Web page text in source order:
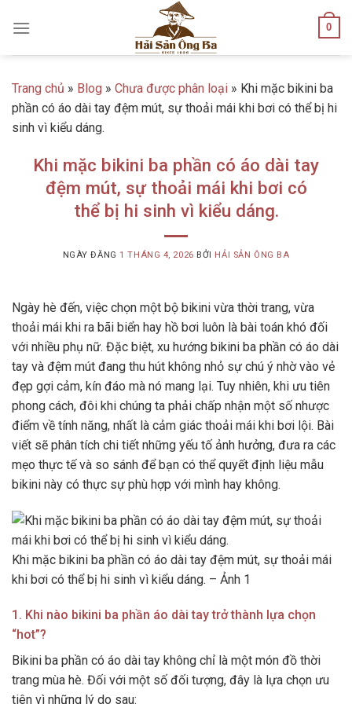
0
Trang chủ » Blog » Chưa được phân loại » Khi mặc bikini ba
phần có áo dài tay đệm mút, sự thoải mái khi bơi có thể bị hi
sinh vì kiểu dáng.
Khi mặc bikini ba phần có áo dài tay
đệm mút, sự thoải mái khi bơi có
thể bị hi sinh vì kiểu dáng.
NGÀY ĐĂNG 1 THÁNG 4, 2026 BỞI HẢI SẢN ÔNG BA
Ngày hè đến, việc chọn một bộ bikini vừa thời trang, vừa
thoải mái khi ra bãi biển hay hồ bơi luôn là bài toán khó đối
với nhiều phụ nữ. Đặc biệt, xu hướng bikini ba phần có áo dài
tay và đệm mút đang thu hút không nhỏ sự chú ý nhờ vào vẻ
đẹp gợi cảm, kín đáo mà nó mang lại. Tuy nhiên, khi ưu tiên
phong cách, đôi khi chúng ta phải chấp nhận một số nhược
điểm về tính năng, nhất là cảm giác thoải mái khi bơi lội. Bài
viết sẽ phân tích chi tiết những yếu tố ảnh hưởng, đưa ra các
mẹo thực tế và so sánh để bạn có thể quyết định liệu mẫu
bikini này có thực sự phù hợp với mình hay không.
Khi mặc bikini ba phần có áo dài tay đệm mút, sự thoải mái
khi bơi có thể bị hi sinh vì kiểu dáng. – Ảnh 1
1. Khi nào bikini ba phần áo dài tay trở thành lựa chọn
“hot”?
Bikini ba phần có áo dài tay không chỉ là một món đồ thời
trang mùa hè. Đối với một số đối tượng, đây là lựa chọn ưu
tiên vì những lý do sau: